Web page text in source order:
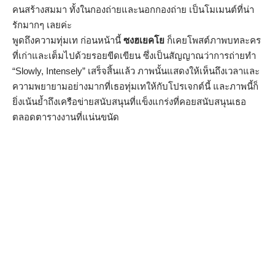
คนสร้างสมมา ทั้งในกองถ่ายและนอกกองถ่าย เป็นโมเมนต์ที่น่า
รักมากๆ เลยค่ะ
พูดถึงความทุ่มเท ก่อนหน้านี้ ซงฮเยคโย ก็เคยโพสต์ภาพบทละคร
ที่เก่าและเต็มไปด้วยรอยขีดเขียน ซึ่งเป็นสัญญาณว่าการถ่ายทำ
“Slowly, Intensely” เสร็จสิ้นแล้ว ภาพนั้นแสดงให้เห็นถึงเวลาและ
ความพยายามอย่างมากที่เธอทุ่มเทให้กับโปรเจกต์นี้ และภาพนี้ก็
ยิ่งเน้นย้ำถึงเครือข่ายสนับสนุนที่แข็งแกร่งที่คอยสนับสนุนเธอ
ตลอดตารางงานที่แน่นขนัด